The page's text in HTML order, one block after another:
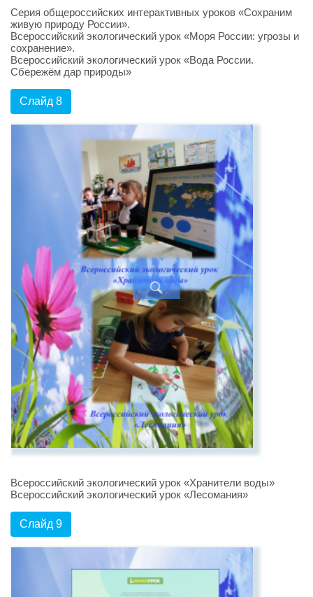
Серия общероссийских интерактивных уроков «Сохраним
живую природу России».
Всероссийский экологический урок «Моря России: угрозы и
сохранение».
Всероссийский экологический урок «Вода России.
Сбережём дар природы»
Слайд 8
Всероссийский экологический урок «Хранители воды»
Всероссийский экологический урок «Лесомания»
Слайд 9